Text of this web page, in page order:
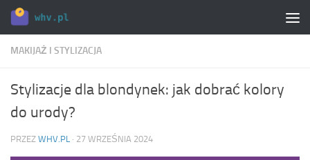
Skip to content
MAKIJAŻ I STYLIZACJA
Stylizacje dla blondynek: jak dobrać kolory
do urody?
PRZEZ WHV.PL · 27 WRZEŚNIA 2024